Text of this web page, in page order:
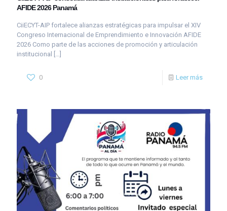
AFIDE 2026 Panamá
CiiECYT-AIP fortalece alianzas estratégicas para impulsar el XIV
Congreso Internacional de Emprendimiento e Innovación AFIDE
2026 Como parte de las acciones de promoción y articulación
institucional
0 Leer más